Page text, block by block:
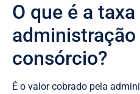
O que é a
consórcio?
É o valor cobrado pela